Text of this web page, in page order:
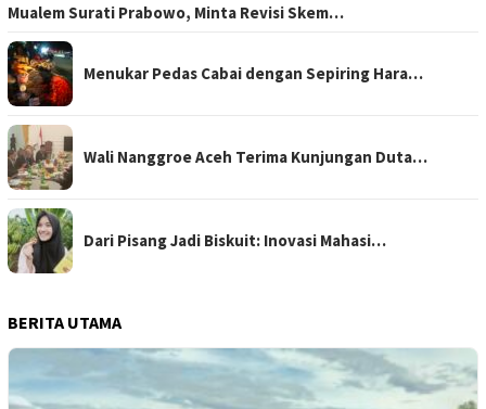
Mualem Surati Prabowo, Minta Revisi Skem…
Menukar Pedas Cabai dengan Sepiring Hara…
Wali Nanggroe Aceh Terima Kunjungan Duta…
Dari Pisang Jadi Biskuit: Inovasi Mahasi…
BERITA UTAMA